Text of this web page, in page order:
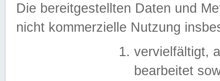
Die bereitgestellten Daten und
nicht kommerzielle Nutzung
vervielfältigt,
bearbeitet